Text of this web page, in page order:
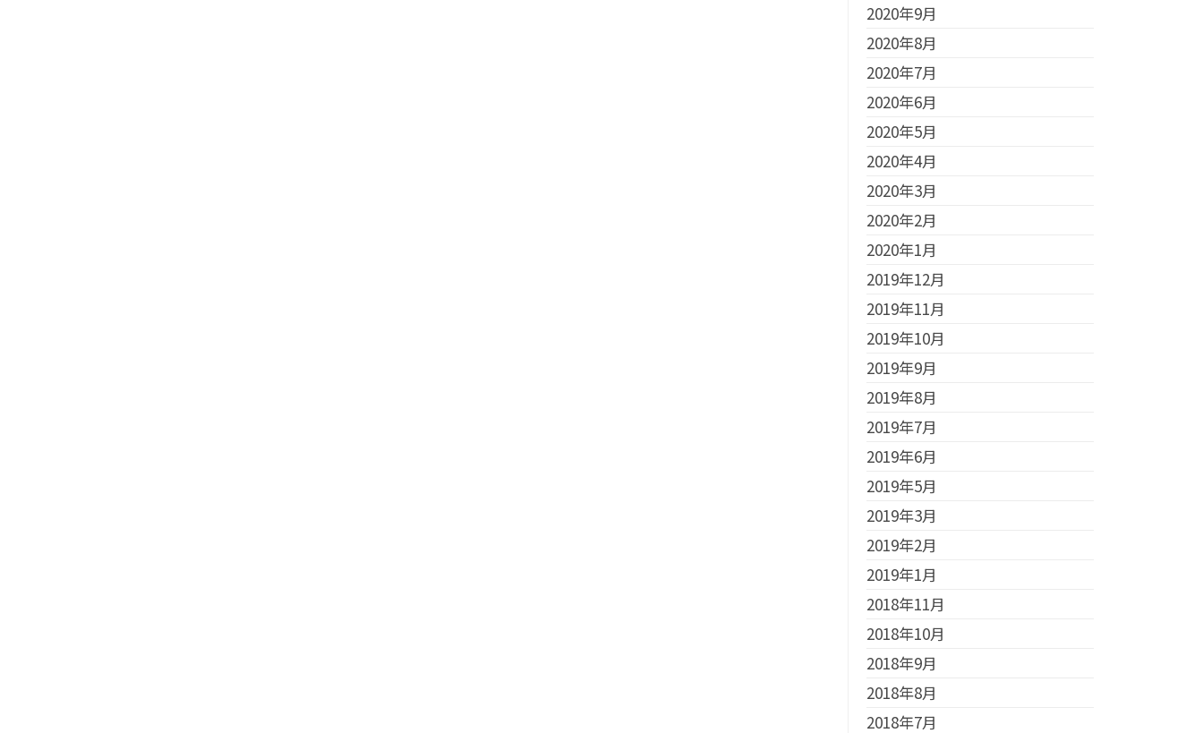
2020年9月
2020年8月
2020年7月
2020年6月
2020年5月
2020年4月
2020年3月
2020年2月
2020年1月
2019年12月
2019年11月
2019年10月
2019年9月
2019年8月
2019年7月
2019年6月
2019年5月
2019年3月
2019年2月
2019年1月
2018年11月
2018年10月
2018年9月
2018年8月
2018年7月